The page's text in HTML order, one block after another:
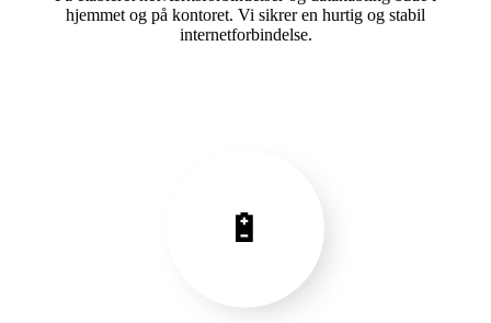
hjemmet og på kontoret. Vi sikrer en hurtig og stabil
internetforbindelse.
🔋